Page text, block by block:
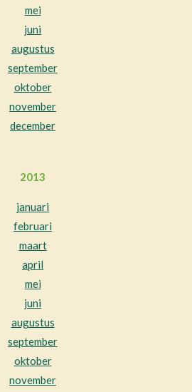
mei
juni
augustus
september
oktober
november
december
2013
januari
februari
maart
april
mei
juni
augustus
september
oktober
november